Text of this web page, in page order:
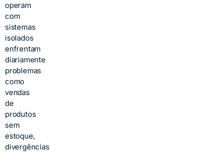
operam
com
sistemas
isolados
enfrentam
diariamente
problemas
como
vendas
de
produtos
sem
estoque,
divergências